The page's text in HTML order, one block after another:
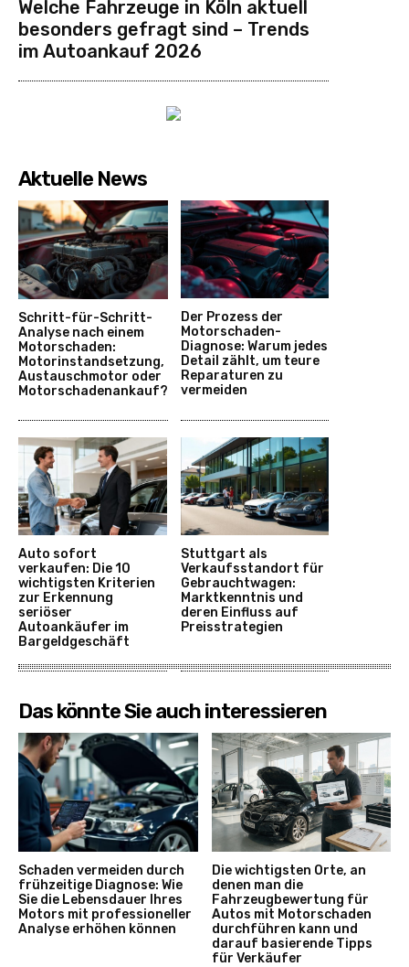
Welche Fahrzeuge in Köln aktuell
besonders gefragt sind – Trends
im Autoankauf 2026
Aktuelle News
Schritt-für-Schritt-
Analyse nach einem
Motorschaden:
Motorinstandsetzung,
Austauschmotor oder
Motorschadenankauf?
Der Prozess der
Motorschaden-
Diagnose: Warum jedes
Detail zählt, um teure
Reparaturen zu
vermeiden
Auto sofort
verkaufen: Die 10
wichtigsten Kriterien
zur Erkennung
seriöser
Autoankäufer im
Bargeldgeschäft
Stuttgart als
Verkaufsstandort für
Gebrauchtwagen:
Marktkenntnis und
deren Einfluss auf
Preisstrategien
Das könnte Sie auch interessieren
Schaden vermeiden durch
frühzeitige Diagnose: Wie
Sie die Lebensdauer Ihres
Motors mit professioneller
Analyse erhöhen können
Die wichtigsten Orte, an
denen man die
Fahrzeugbewertung für
Autos mit Motorschaden
durchführen kann und
darauf basierende Tipps
für Verkäufer